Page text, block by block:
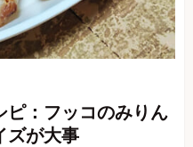
ピ：フッコのみりん
が大事